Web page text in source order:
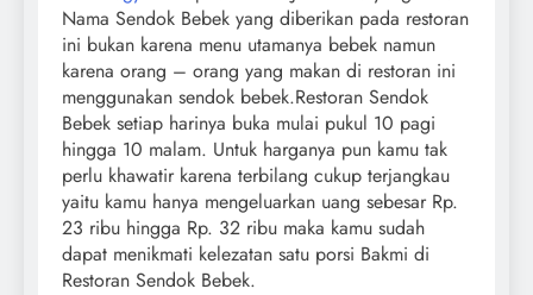
Nama Sendok Bebek yang diberikan pada restoran
ini bukan karena menu utamanya bebek namun
karena orang – orang yang makan di restoran ini
menggunakan sendok bebek.Restoran Sendok
Bebek setiap harinya buka mulai pukul 10 pagi
hingga 10 malam. Untuk harganya pun kamu tak
perlu khawatir karena terbilang cukup terjangkau
yaitu kamu hanya mengeluarkan uang sebesar Rp.
23 ribu hingga Rp. 32 ribu maka kamu sudah
dapat menikmati kelezatan satu porsi Bakmi di
Restoran Sendok Bebek.